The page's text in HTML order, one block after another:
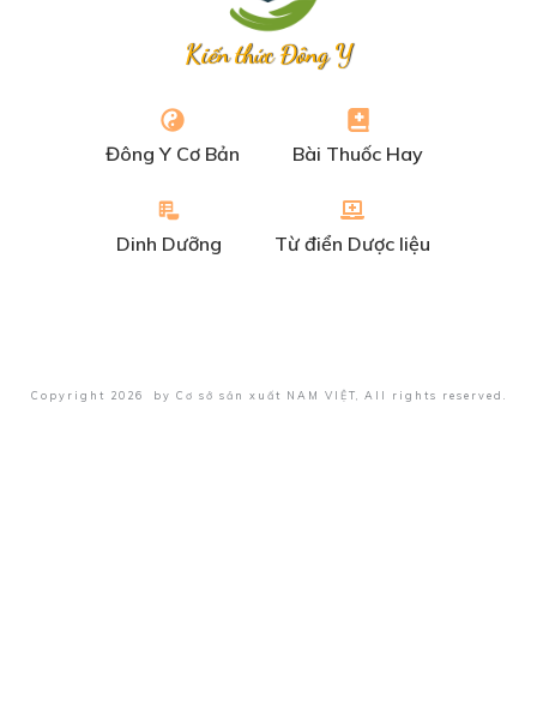
Kiến thức Đông Y
Đông Y Cơ Bản Bài Thuốc Hay
Dinh Dưỡng Từ điển Dược liệu
Copyright 2026 by Cơ sở sản xuất NAM VIỆT , All rights reserved.